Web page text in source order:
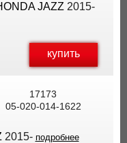
JAZZ 2015-
купить
17173
05-020-014-1622
2015- подробнее